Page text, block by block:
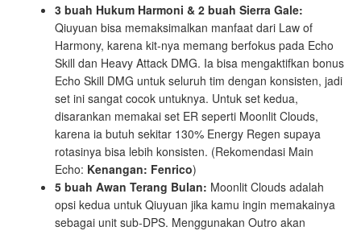
3 buah Hukum Harmoni & 2 buah Sierra Gale:
Qiuyuan bisa memaksimalkan manfaat dari Law of
Harmony, karena kit-nya memang berfokus pada Echo
Skill dan Heavy Attack DMG. Ia bisa mengaktifkan bonus
Echo Skill DMG untuk seluruh tim dengan konsisten, jadi
set ini sangat cocok untuknya. Untuk set kedua,
disarankan memakai set ER seperti Moonlit Clouds,
karena ia butuh sekitar 130% Energy Regen supaya
rotasinya bisa lebih konsisten. (Rekomendasi Main
Echo: Kenangan: Fenrico)
5 buah Awan Terang Bulan: Moonlit Clouds adalah
opsi kedua untuk Qiuyuan jika kamu ingin memakainya
sebagai unit sub-DPS. Menggunakan Outro akan